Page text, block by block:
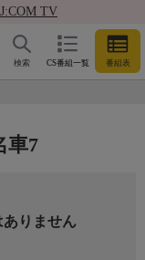
TV
CS番組一覧 番組表
検索
車7
りません